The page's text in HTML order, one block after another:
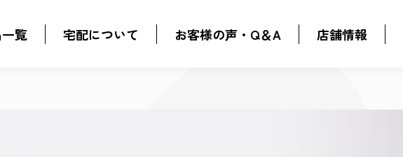
覧 宅配について お客様の声・Q＆A 店舗情報